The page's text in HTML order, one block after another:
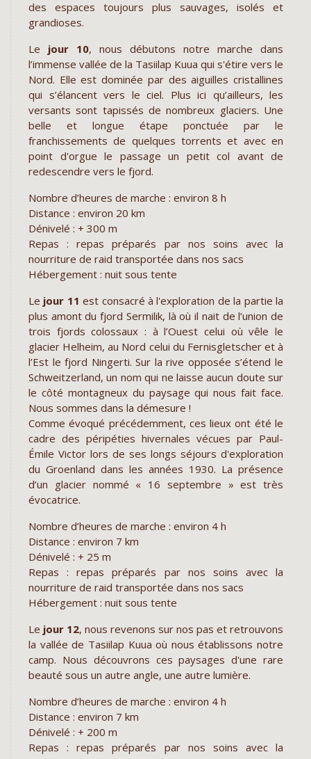
des espaces toujours plus sauvages, isolés et
grandioses.
Le jour 10, nous débutons notre marche dans
l’immense vallée de la Tasiilap Kuua qui s'étire vers le
Nord. Elle est dominée par des aiguilles cristallines
qui s’élancent vers le ciel. Plus ici qu’ailleurs, les
versants sont tapissés de nombreux glaciers. Une
belle et longue étape ponctuée par le
franchissements de quelques torrents et avec en
point d'orgue le passage un petit col avant de
redescendre vers le fjord.
Nombre d’heures de marche : environ 8 h
Distance : environ 20 km
Dénivelé : + 300 m
Repas : repas préparés par nos soins avec la
nourriture de raid transportée dans nos sacs
Hébergement : nuit sous tente
Le jour 11 est consacré à l'exploration de la partie la
plus amont du fjord Sermilik, là où il nait de l’union de
trois fjords colossaux : à l’Ouest celui où vêle le
glacier Helheim, au Nord celui du Fernisgletscher et à
l’Est le fjord Ningerti. Sur la rive opposée s’étend le
Schweitzerland, un nom qui ne laisse aucun doute sur
le côté montagneux du paysage qui nous fait face.
Nous sommes dans la démesure !
Comme évoqué précédemment, ces lieux ont été le
cadre des péripéties hivernales vécues par Paul-
Émile Victor lors de ses longs séjours d'exploration
du Groenland dans les années 1930. La présence
d’un glacier nommé « 16 septembre » est très
évocatrice.
Nombre d’heures de marche : environ 4 h
Distance : environ 7 km
Dénivelé : + 25 m
Repas : repas préparés par nos soins avec la
nourriture de raid transportée dans nos sacs
Hébergement : nuit sous tente
Le jour 12, nous revenons sur nos pas et retrouvons
la vallée de Tasiilap Kuua où nous établissons notre
camp. Nous découvrons ces paysages d'une rare
beauté sous un autre angle, une autre lumière.
Nombre d’heures de marche : environ 4 h
Distance : environ 7 km
Dénivelé : + 200 m
Repas : repas préparés par nos soins avec la